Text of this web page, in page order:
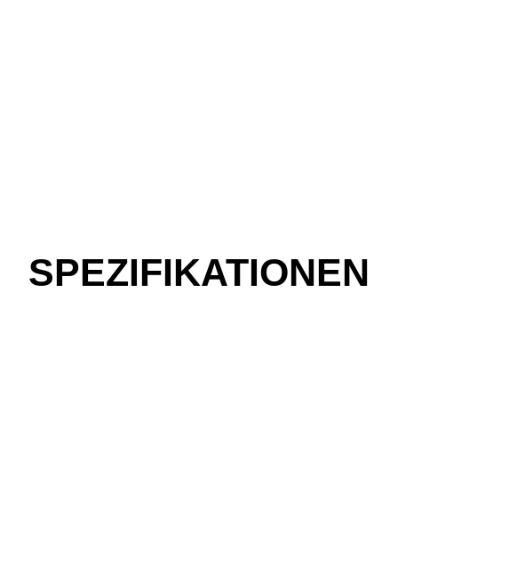
SPEZIFIKATIONEN